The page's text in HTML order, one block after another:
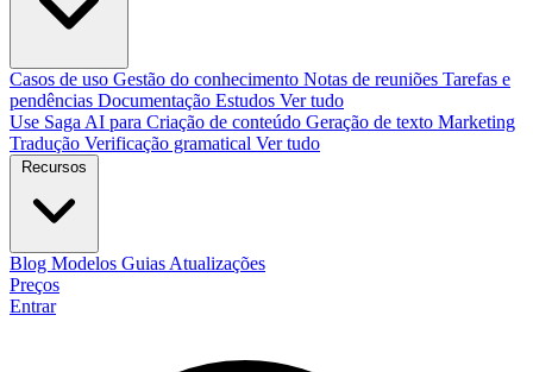
Casos de uso Gestão do conhecimento Notas de reuniões Tarefas e
pendências Documentação Estudos Ver tudo
Use Saga AI para Criação de conteúdo Geração de texto Marketing
Tradução Verificação gramatical Ver tudo
Blog Modelos Guias Atualizações
Preços
Entrar